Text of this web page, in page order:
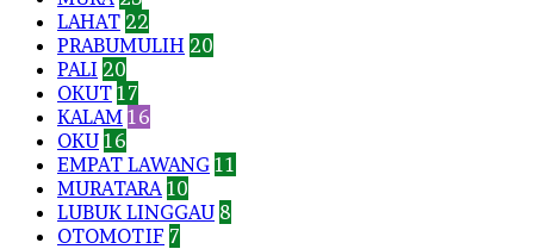
LAHAT 22
PRABUMULIH 20
PALI 20
OKUT 17
KALAM 16
OKU 16
EMPAT LAWANG 11
MURATARA 10
LUBUK LINGGAU 8
OTOMOTIF 7